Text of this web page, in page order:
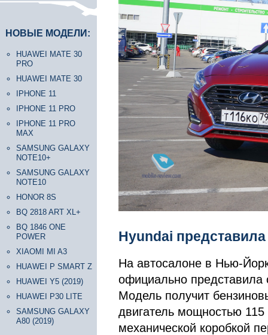
НОВЫЕ МОДЕЛИ:
HUAWEI MATE 30
PRO
HUAWEI MATE 30
IPHONE 11
IPHONE 11 PRO
IPHONE 11 PRO
MAX
SAMSUNG GALAXY
NOTE10+
SAMSUNG GALAXY
NOTE10
HONOR 8S
BQ 2818 ART XL+
BQ 1846 ONE
POWER
XIAOMI MI A3
HUAWEI P SMART Z
HUAWEI Y5 (2019)
HUAWEI P30 LITE
SAMSUNG GALAXY
A80 (2019)
Hyundai
На автосалоне в Нью-
официально представила
Модель получит
двигатель мощностью
механической коробкой